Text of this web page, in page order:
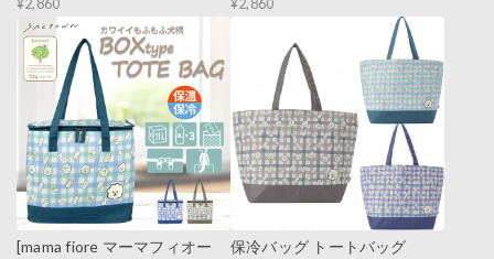
¥2,860 ¥2,860
[mama fiore マーマフィオー
保冷バッグ トートバッグ